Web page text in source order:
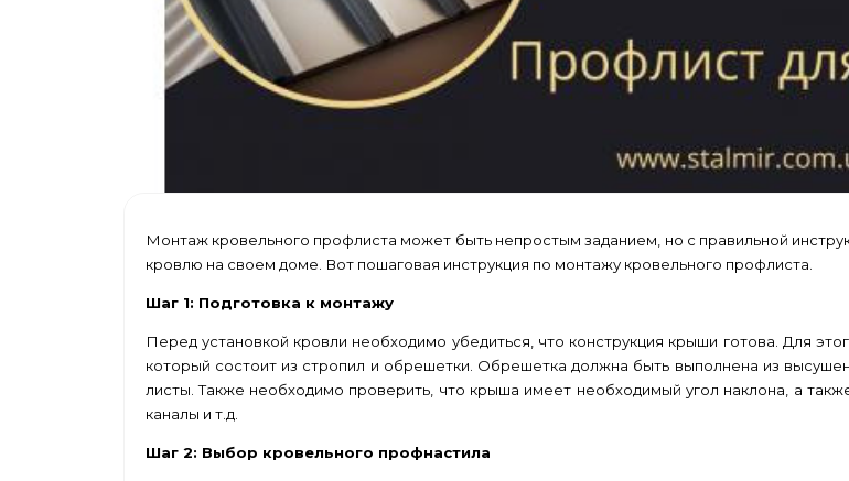
Монтаж кровельного профлиста может быть непростым заданием, но с правильной
кровлю на своем доме. Вот пошаговая инструкция по монтажу кровельного профлиста.
Шаг 1: Подготовка к монтажу
Перед установкой кровли необходимо убедиться, что конструкция крыши готова. Для
который состоит из стропил и обрешетки. Обрешетка должна быть выполнена из
листы. Также необходимо проверить, что крыша имеет необходимый угол наклона, а
каналы и т.д.
Шаг 2: Выбор кровельного профнастила